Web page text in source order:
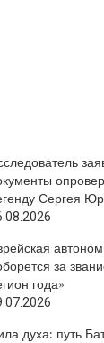
Сергея
за
года»
духа: путь